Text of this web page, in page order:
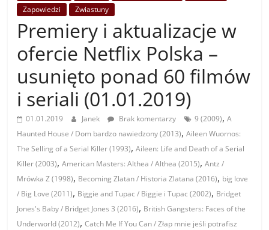
Zapowiedzi
Zwiastuny
Premiery i aktualizacje w
ofercie Netflix Polska –
usunięto ponad 60 filmów
i seriali (01.01.2019)
01.01.2019 Janek Brak komentarzy 9 (2009),A
Haunted House / Dom bardzo nawiedzony (2013),Aileen Wuornos:
The Selling of a Serial Killer (1993),Aileen: Life and Death of a Serial
Killer (2003),American Masters: Althea / Althea (2015),Antz /
Mrówka Z (1998), Becoming Zlatan / Historia Zlatana (2016), big love
/ Big Love (2011), Biggie and Tupac / Biggie i Tupac (2002), Bridget
Jones's Baby / Bridget Jones 3 (2016), British Gangsters: Faces of the
Underworld (2012),Catch Me If You Can / Złap mnie jeśli potrafisz